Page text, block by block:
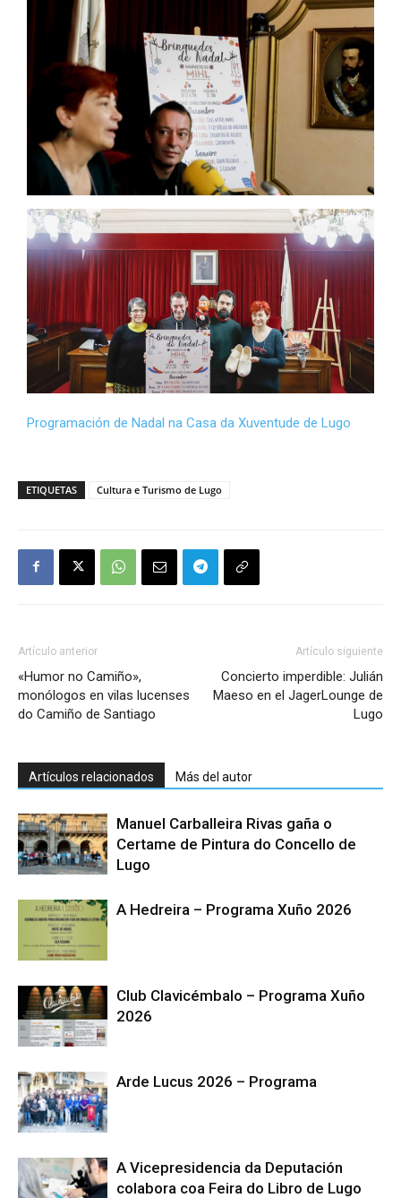
Programación de Nadal na Casa da Xuventude de Lugo
ETIQUETAS Cultura e Turismo de Lugo
Artículo anterior
«Humor no Camiño»,
monólogos en vilas lucenses
do Camiño de Santiago
Artículo siguiente
Concierto imperdible: Julián
Maeso en el JagerLounge de
Lugo
Artículos relacionados Más del autor
Manuel Carballeira Rivas gaña o
Certame de Pintura do Concello de
Lugo
A Hedreira – Programa Xuño 2026
Club Clavicémbalo – Programa Xuño
2026
Arde Lucus 2026 – Programa
A Vicepresidencia da Deputación
colabora coa Feira do Libro de Lugo